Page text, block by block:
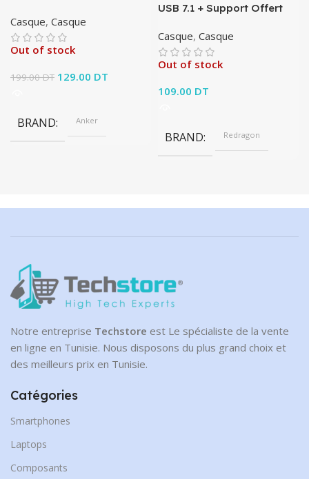
Casque, Casque
Out of stock
199.00DT Le prix initial était :
129.00 DT
actuel est :
BRAND Anker
USB 7.1 + Support Offert
Casque, Casque
Out of stock
109.00 DT
BRAND Redragon
Notre entreprise Techstore est Le spécialiste de la vente
en ligne en Tunisie. Nous disposons du plus grand choix et
des meilleurs prix en Tunisie.
Catégories
Smartphones
Laptops
Composants